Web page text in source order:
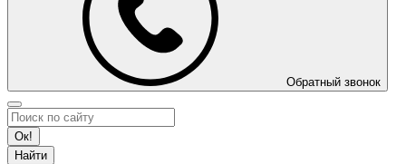
Обратный звонок
Ок!
Найти